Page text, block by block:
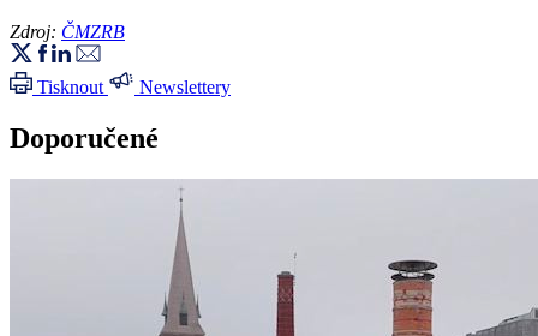
Zdroj: ČMZRB
Tisknout Newslettery
Doporučené